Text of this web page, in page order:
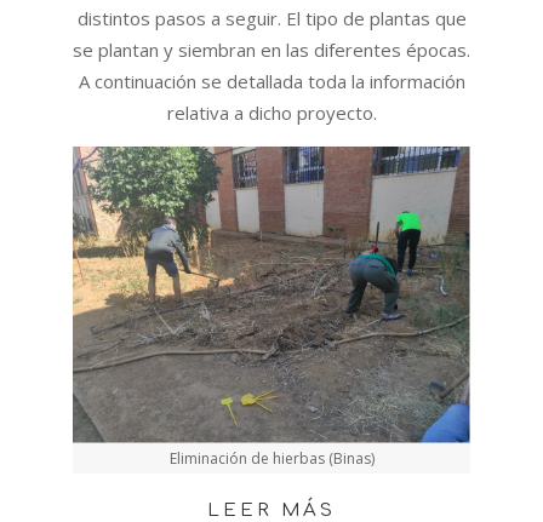
distintos pasos a seguir. El tipo de plantas que
se plantan y siembran en las diferentes épocas.
A continuación se detallada toda la información
relativa a dicho proyecto.
Eliminación de hierbas (Binas)
LEER MÁS